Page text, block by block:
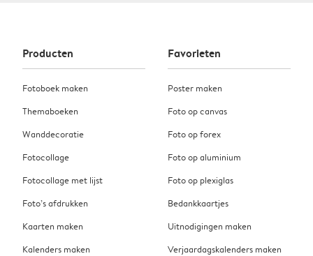
Producten
Fotoboek maken
Themaboeken
Wanddecoratie
Fotocollage
Fotocollage met lijst
Foto’s afdrukken
Kaarten maken
Kalenders maken
Favorieten
Poster maken
Foto op canvas
Foto op forex
Foto op aluminium
Foto op plexiglas
Bedankkaartjes
Uitnodigingen maken
Verjaardagskalenders maken